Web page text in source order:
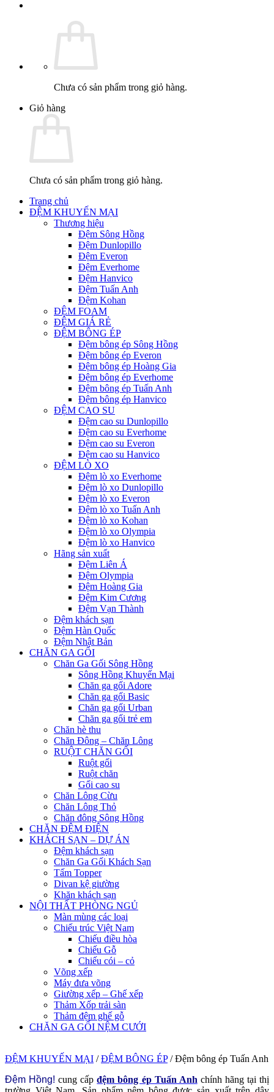
Chưa có sản phẩm trong giỏ hàng.
Giỏ hàng
Chưa có sản phẩm trong giỏ hàng.
Trang chủ
ĐỆM KHUYẾN MẠI
Thương hiệu
Đệm Sông Hồng
Đệm Dunlopillo
Đệm Everon
Đệm Everhome
Đệm Hanvico
Đệm Tuấn Anh
Đệm Kohan
ĐỆM FOAM
ĐỆM GIÁ RẺ
ĐỆM BÔNG ÉP
Đệm bông ép Sông Hồng
Đệm bông ép Everon
Đệm bông ép Hoàng Gia
Đệm bông ép Everhome
Đệm bông ép Tuấn Anh
Đệm bông ép Hanvico
ĐỆM CAO SU
Đệm cao su Dunlopillo
Đệm cao su Everhome
Đệm cao su Everon
Đệm cao su Hanvico
ĐỆM LÒ XO
Đệm lò xo Everhome
Đệm lò xo Dunlopillo
Đệm lò xo Everon
Đệm lò xo Tuấn Anh
Đệm lò xo Kohan
Đệm lò xo Olympia
Đệm lò xo Hanvico
Hãng sản xuất
Đệm Liên Á
Đệm Olympia
Đệm Hoàng Gia
Đệm Kim Cương
Đệm Vạn Thành
Đệm khách sạn
Đệm Hàn Quốc
Đệm Nhật Bản
CHĂN GA GỐI
Chăn Ga Gối Sông Hồng
Sông Hồng Khuyến Mại
Chăn ga gối Adore
Chăn ga gối Basic
Chăn ga gối Urban
Chăn ga gối trẻ em
Chăn hè thu
Chăn Đông – Chăn Lông
RUỘT CHĂN GỐI
Ruột gối
Ruột chăn
Gối cao su
Chăn Lông Cừu
Chăn Lông Thỏ
Chăn đông Sông Hồng
CHĂN ĐỆM ĐIỆN
KHÁCH SẠN – DỰ ÁN
Đệm khách sạn
Chăn Ga Gối Khách Sạn
Tấm Topper
Divan kệ giường
Khăn khách sạn
NỘI THẤT PHÒNG NGỦ
Màn mùng các loại
Chiếu trúc Việt Nam
Chiếu điều hòa
Chiếu Gỗ
Chiếu cói – cỏ
Võng xếp
Máy đưa võng
Giường xếp – Ghế xếp
Thảm Xốp trải sàn
Thảm đệm ghế gỗ
CHĂN GA GỐI NỆM CƯỚI
ĐỆM KHUYẾN MẠI / ĐỆM BÔNG ÉP /Đệm bông ép Tuấn Anh
Đệm Hồng! cung cấpđệm bông ép Tuấn Anh chính hãng tại thị